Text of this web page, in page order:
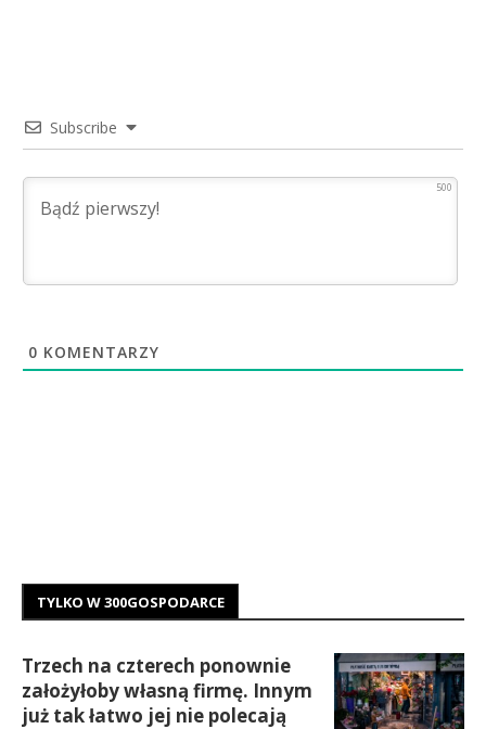
Subscribe
500
0 KOMENTARZY
TYLKO W 300GOSPODARCE
Trzech na czterech ponownie
założyłoby własną firmę. Innym
już tak łatwo jej nie polecają